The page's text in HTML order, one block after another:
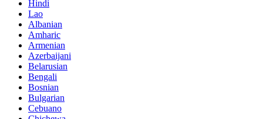
Hindi
Lao
Albanian
Amharic
Armenian
Azerbaijani
Belarusian
Bengali
Bosnian
Bulgarian
Cebuano